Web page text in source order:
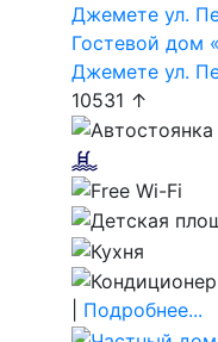
Гостевой дом
Джемете ул.
10531 ↑
Подробнее...